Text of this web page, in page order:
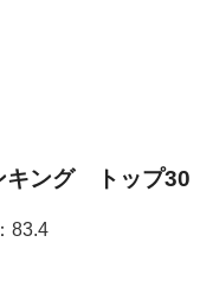
キング トップ30
83.4